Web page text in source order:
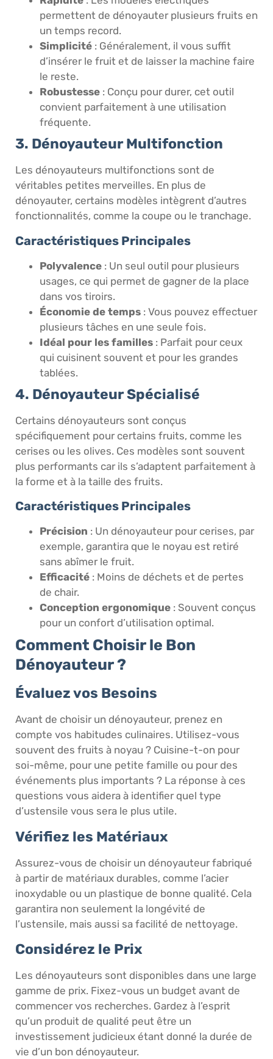
permettent de dénoyauter plusieurs fruits en
un temps record.
Simplicité : Généralement, il vous suffit
d’insérer le fruit et de laisser la machine faire
le reste.
Robustesse : Conçu pour durer, cet outil
convient parfaitement à une utilisation
fréquente.
3. Dénoyauteur Multifonction
Les dénoyauteurs multifonctions sont de
véritables petites merveilles. En plus de
dénoyauter, certains modèles intègrent d’autres
fonctionnalités, comme la coupe ou le tranchage.
Caractéristiques Principales
Polyvalence : Un seul outil pour plusieurs
usages, ce qui permet de gagner de la place
dans vos tiroirs.
Économie de temps : Vous pouvez effectuer
plusieurs tâches en une seule fois.
Idéal pour les familles : Parfait pour ceux
qui cuisinent souvent et pour les grandes
tablées.
4. Dénoyauteur Spécialisé
Certains dénoyauteurs sont conçus
spécifiquement pour certains fruits, comme les
cerises ou les olives. Ces modèles sont souvent
plus performants car ils s’adaptent parfaitement à
la forme et à la taille des fruits.
Caractéristiques Principales
Précision : Un dénoyauteur pour cerises, par
exemple, garantira que le noyau est retiré
sans abîmer le fruit.
Efficacité : Moins de déchets et de pertes
de chair.
Conception ergonomique : Souvent conçus
pour un confort d’utilisation optimal.
Comment Choisir le Bon
Dénoyauteur ?
Évaluez vos Besoins
Avant de choisir un dénoyauteur, prenez en
compte vos habitudes culinaires. Utilisez-vous
souvent des fruits à noyau ? Cuisine-t-on pour
soi-même, pour une petite famille ou pour des
événements plus importants ? La réponse à ces
questions vous aidera à identifier quel type
d’ustensile vous sera le plus utile.
Vérifiez les Matériaux
Assurez-vous de choisir un dénoyauteur fabriqué
à partir de matériaux durables, comme l’acier
inoxydable ou un plastique de bonne qualité. Cela
garantira non seulement la longévité de
l’ustensile, mais aussi sa facilité de nettoyage.
Considérez le Prix
Les dénoyauteurs sont disponibles dans une large
gamme de prix. Fixez-vous un budget avant de
commencer vos recherches. Gardez à l’esprit
qu’un produit de qualité peut être un
investissement judicieux étant donné la durée de
vie d’un bon dénoyauteur.